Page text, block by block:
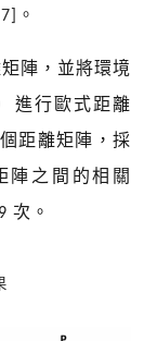
。
陣，並將環境
進行歐式距離
距離矩陣，採
陣之間的相關
次。